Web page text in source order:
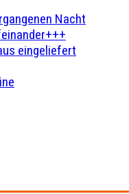
Nacht
eingeliefert